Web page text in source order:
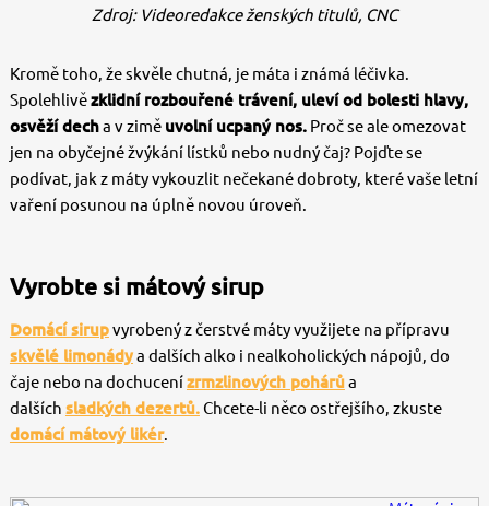
Zdroj: Videoredakce ženských titulů, CNC
Kromě toho, že skvěle chutná, je máta i známá léčivka.
Spolehlivězklidní rozbouřené trávení, uleví od bolesti hlavy,
osvěží decha v zimě uvolní ucpaný nos.Proč se ale omezovat
jen na obyčejné žvýkání lístků nebo nudný čaj? Pojďte se
podívat, jak z máty vykouzlit nečekané dobroty, které vaše letní
vaření posunou na úplně novou úroveň.
Vyrobte si mátový sirup
Domácí sirupvyrobený z čerstvé máty využijete na přípravu
skvělé limonádya dalších alko i nealkoholických nápojů, do
čaje nebo na dochucenízrmzlinových pohárůa
dalších sladkých dezertů.Chcete-li něco ostřejšího, zkuste
domácí mátový likér.